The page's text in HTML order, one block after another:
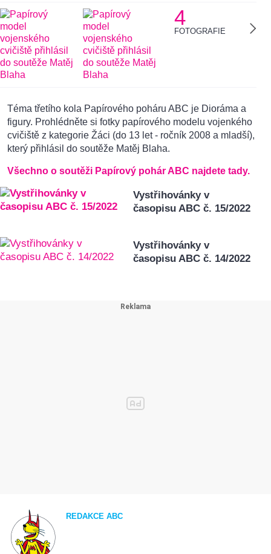
4
FOTOGRAFIE
Téma třetího kola Papírového poháru ABC je Dioráma a
figury. Prohlédněte si fotky papírového modelu vojenkého
cvičiště z kategorie Žáci (do 13 let - ročník 2008 a mladší),
který přihlásil do soutěže Matěj Blaha.
Všechno o soutěži Papírový pohár ABC najdete tady.
Vystřihovánky v
časopisu ABC č. 15/2022
Vystřihovánky v
časopisu ABC č. 14/2022
REDAKCE ABC